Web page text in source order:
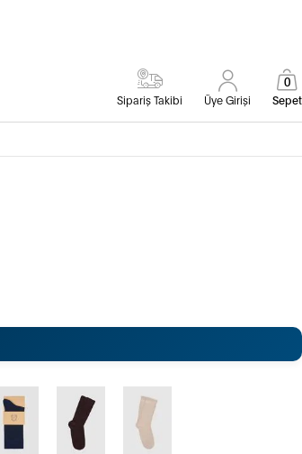
Sipariş Takibi Üye Girişi Sepet
0